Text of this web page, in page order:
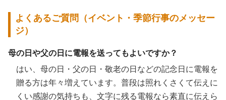
よくあるご質問（イベント・季節行事のメッセー
ジ）
母の日や父の日に電報を送ってもよいですか？
はい、母の日・父の日・敬老の日などの記念日に電報を
贈る方は年々増えています。普段は照れくさくて伝えに
くい感謝の気持ちも、文字に残る電報なら素直に伝えら